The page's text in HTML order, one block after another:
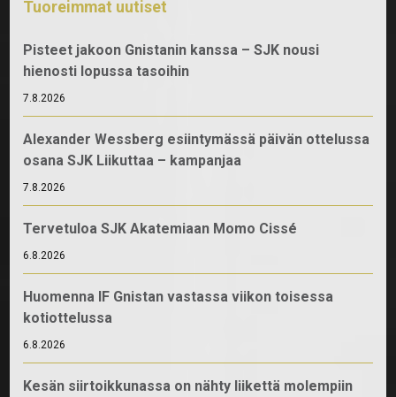
Tuoreimmat uutiset
Pisteet jakoon Gnistanin kanssa – SJK nousi
hienosti lopussa tasoihin
7.8.2026
Alexander Wessberg esiintymässä päivän ottelussa
osana SJK Liikuttaa – kampanjaa
7.8.2026
Tervetuloa SJK Akatemiaan Momo Cissé
6.8.2026
Huomenna IF Gnistan vastassa viikon toisessa
kotiottelussa
6.8.2026
Kesän siirtoikkunassa on nähty liikettä molempiin